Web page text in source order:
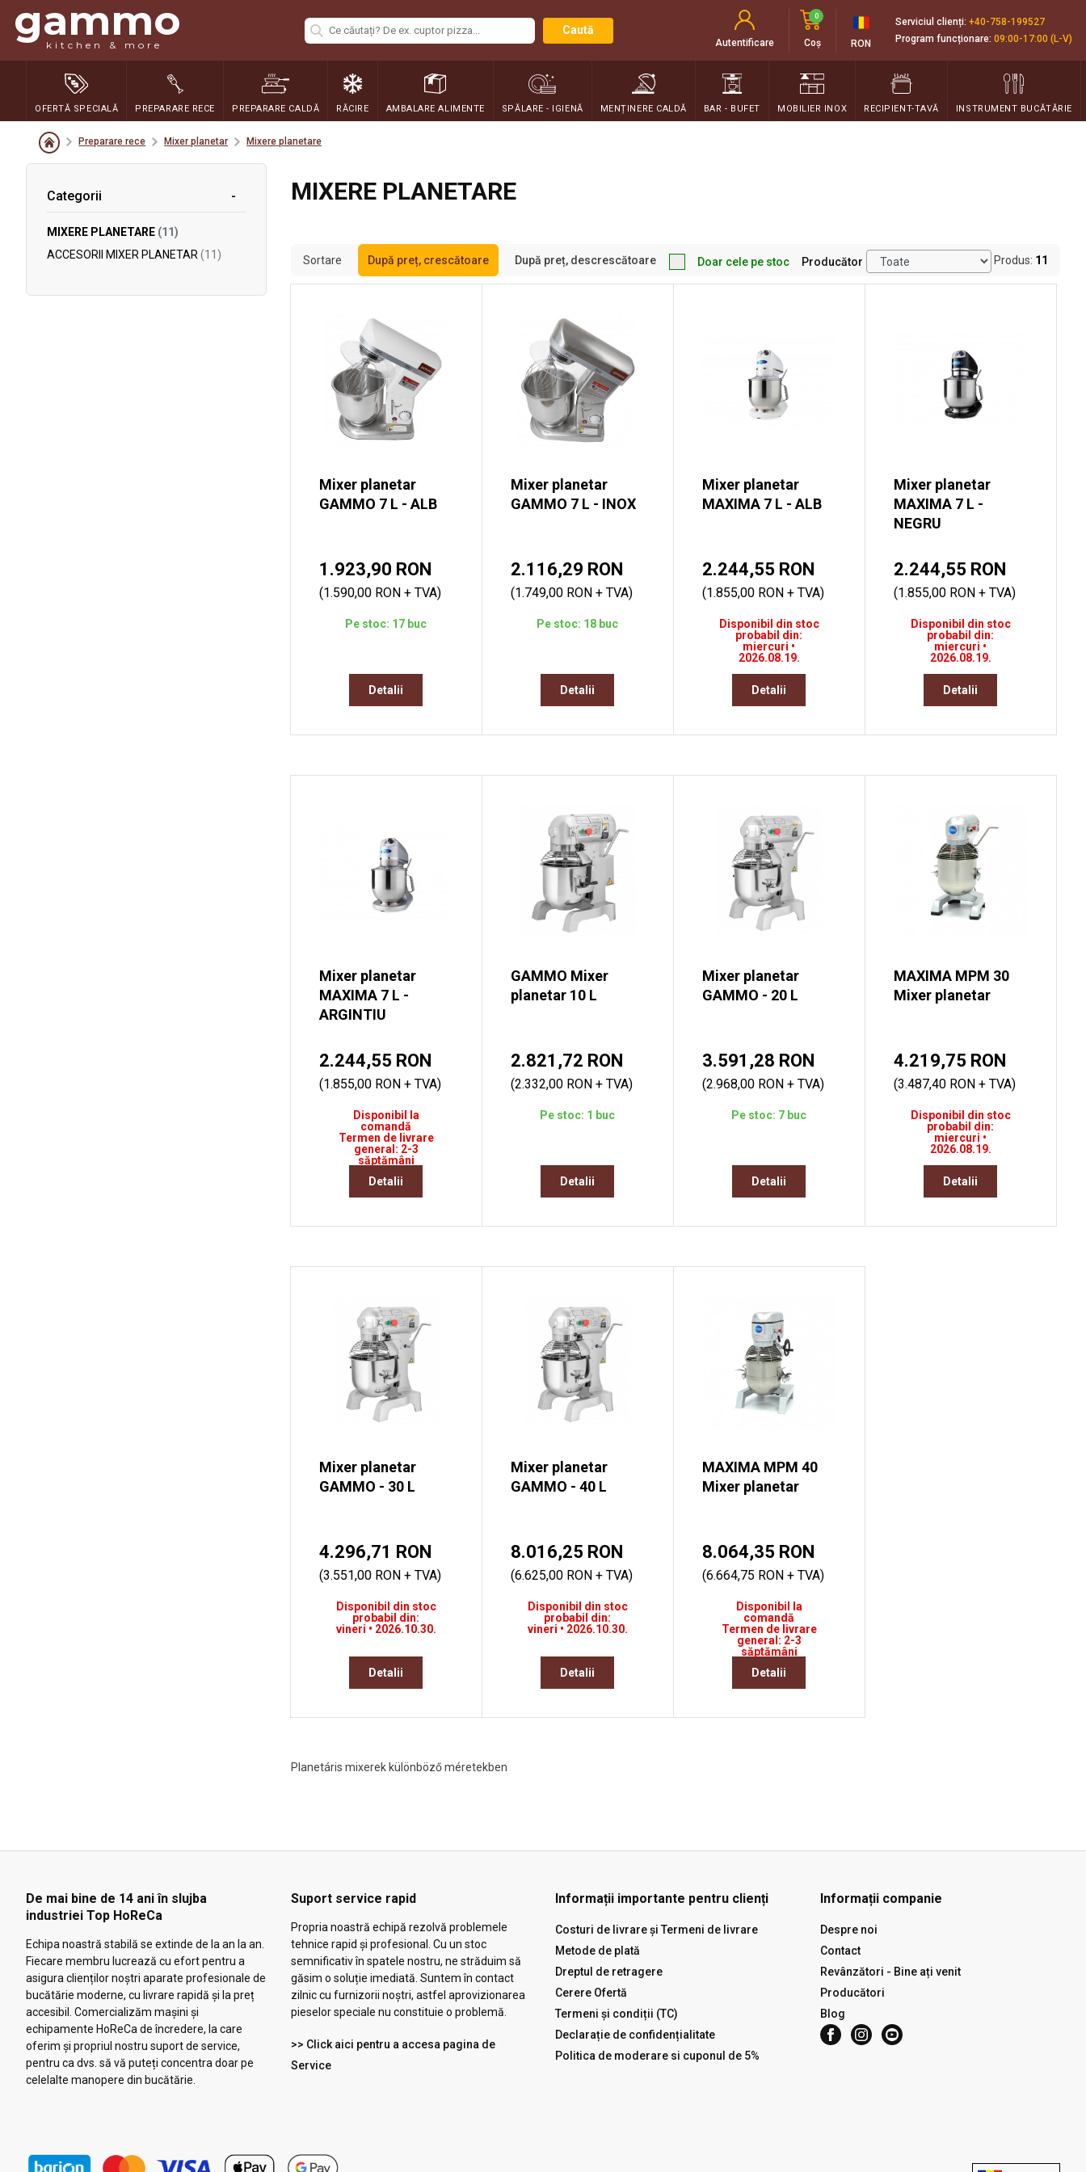
gammo
kitchen & more
Caută
Autentificare Coș
0
RON
Serviciul clienți: +40-758-199527
Program funcționare: 09:00-17:00 (L-V)
OFERTĂ SPECIALĂ PREPARARE RECE PREPARARE CALDĂ RĂCIRE AMBALARE ALIMENTE SPĂLARE - IGIENĂ MENȚINERE CALDĂ BAR - BUFET MOBILIER INOX RECIPIENT-TAVĂ INSTRUMENT BUCĂTĂRIE
Preparare rece Mixer planetar Mixere planetare
Categorii
MIXERE PLANETARE (11)
ACCESORII MIXER PLANETAR (11)
MIXERE PLANETARE
Sortare După preț, crescătoare După preț, descrescătoare Doar cele pe stoc Producător Produs: 11
Mixer planetar
GAMMO 7 L - ALB
1.923,90 RON
(1.590,00 RON + TVA)
Pe stoc: 17 buc
Detalii
Mixer planetar
GAMMO 7 L - INOX
2.116,29 RON
(1.749,00 RON + TVA)
Pe stoc: 18 buc
Detalii
Mixer planetar
MAXIMA 7 L - ALB
2.244,55 RON
(1.855,00 RON + TVA)
Disponibil din stoc
probabil din:
miercuri •
2026.08.19.
Detalii
Mixer planetar
MAXIMA 7 L -
NEGRU
2.244,55 RON
(1.855,00 RON + TVA)
Disponibil din stoc
probabil din:
miercuri •
2026.08.19.
Detalii
Mixer planetar
MAXIMA 7 L -
ARGINTIU
2.244,55 RON
(1.855,00 RON + TVA)
Disponibil la
comandă
Termen de livrare
general: 2-3
săptămâni
Detalii
GAMMO Mixer
planetar 10 L
2.821,72 RON
(2.332,00 RON + TVA)
Pe stoc: 1 buc
Detalii
Mixer planetar
GAMMO - 20 L
3.591,28 RON
(2.968,00 RON + TVA)
Pe stoc: 7 buc
Detalii
MAXIMA MPM 30
Mixer planetar
4.219,75 RON
(3.487,40 RON + TVA)
Disponibil din stoc
probabil din:
miercuri •
2026.08.19.
Detalii
Mixer planetar
GAMMO - 30 L
4.296,71 RON
(3.551,00 RON + TVA)
Disponibil din stoc
probabil din:
vineri • 2026.10.30.
Detalii
Mixer planetar
GAMMO - 40 L
8.016,25 RON
(6.625,00 RON + TVA)
Disponibil din stoc
probabil din:
vineri • 2026.10.30.
Detalii
MAXIMA MPM 40
Mixer planetar
8.064,35 RON
(6.664,75 RON + TVA)
Disponibil la
comandă
Termen de livrare
general: 2-3
săptămâni
Detalii
Planetáris mixerek különböző méretekben
De mai bine de 14 ani în slujba
industriei Top HoReCa
Echipa noastră stabilă se extinde de la an la an.
Fiecare membru lucrează cu efort pentru a
asigura clienților noștri aparate profesionale de
bucătărie moderne, cu livrare rapidă și la preț
accesibil. Comercializăm mașini și
echipamente HoReCa de încredere, la care
oferim și propriul nostru suport de service,
pentru ca dvs. să vă puteți concentra doar pe
celelalte manopere din bucătărie.
Suport service rapid
Propria noastră echipă rezolvă problemele
tehnice rapid și profesional. Cu un stoc
semnificativ în spatele nostru, ne străduim să
găsim o soluție imediată. Suntem în contact
zilnic cu furnizorii noștri, astfel aprovizionarea
pieselor speciale nu constituie o problemă.
>> Click aici pentru a accesa pagina de
Service
Informații importante pentru clienți
Costuri de livrare și Termeni de livrare
Metode de plată
Dreptul de retragere
Cerere Ofertă
Termeni și condiții (TC)
Declarație de confidențialitate
Politica de moderare si cuponul de 5%
Informații companie
Despre noi
Contact
Revânzători - Bine ați venit
Producători
Blog